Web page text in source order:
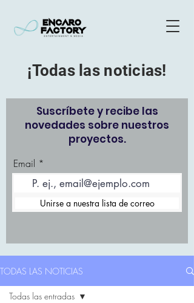
¡Todas las noticias!
Suscríbete y recibe las
novedades sobre nuestros
proyectos.
Email
Unirse a nuestra lista de correo
TODAS LAS NOTICIAS
Todas las entradas